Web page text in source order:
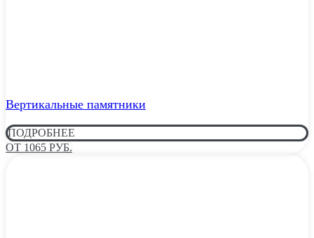
Вертикальные памятники
ПОДРОБНЕЕ
ОТ 1065 РУБ.